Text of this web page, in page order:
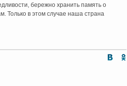
бережно хранить память о
Только в этом случае наша страна